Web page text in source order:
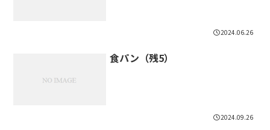
2024.06.26
食パン（残5）
2024.09.26